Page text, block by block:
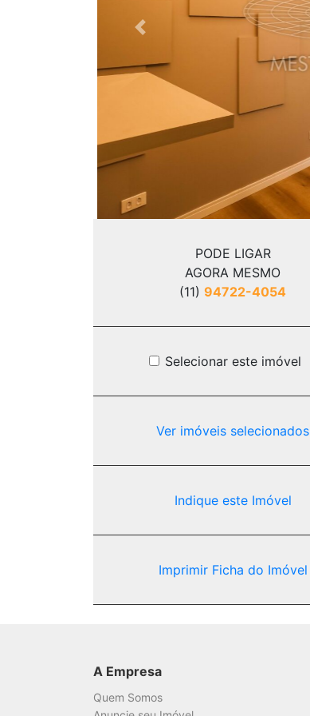
Previous
PODE LIGAR
AGORA MESMO
(11) 94722-4054
Selecionar este imóvel
Ver imóveis selecionados
Indique este Imóvel
Imprimir Ficha do Imóvel
A Empresa
Quem Somos